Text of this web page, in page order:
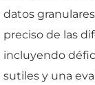
datos
preciso de las
incluyendo
sutiles y una